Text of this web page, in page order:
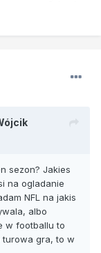
sezon? Jakies
na ogladanie
NFL na jakis
albo
w footballu to
turowa gra, to w